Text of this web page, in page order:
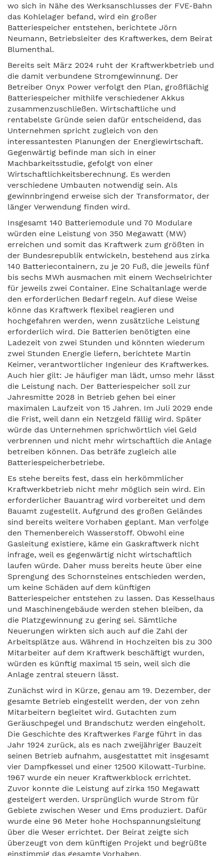
wo sich in Nähe des Werksanschlusses der FVE-Bahn
das Kohlelager befand, wird ein großer
Batteriespeicher entstehen, berichtete Jörn
Neumann, Betriebsleiter des Kraftwerkes, dem Beirat
Blumenthal.
Bereits seit März 2024 ruht der Kraftwerkbetrieb und
die damit verbundene Stromgewinnung. Der
Betreiber Onyx Power verfolgt den Plan, großflächig
Batteriespeicher mithilfe verschiedener Akkus
zusammenzuschließen. Wirtschaftliche und
rentabelste Gründe seien dafür entscheidend, das
Unternehmen spricht zugleich von den
interessantesten Planungen der Energiewirtschaft.
Gegenwärtig befinde man sich in einer
Machbarkeitsstudie, gefolgt von einer
Wirtschaftlichkeitsberechnung. Es werden
verschiedene Umbauten notwendig sein. Als
gewinnbringend erweise sich der Transformator, der
länger Verwendung finden wird.
Insgesamt 140 Batteriemodule und 70 Modulare
würden eine Leistung von 350 Megawatt (MW)
erreichen und somit das Kraftwerk zum größten in
der Bundesrepublik entwickeln, bestehend aus zirka
140 Batteriecontainern, zu je 20 Fuß, die jeweils fünf
bis sechs MWh ausmachen mit einem Wechselrichter
für jeweils zwei Container. Eine Schaltanlage werde
den erforderlichen Bedarf regeln. Auf diese Weise
könne das Kraftwerk flexibel reagieren und
hochgefahren werden, wenn zusätzliche Leistung
erforderlich wird. Die Batterien benötigten eine
Ladezeit von zwei Stunden und könnten wiederum
zwei Stunden Energie liefern, berichtete Martin
Keimer, verantwortlicher Ingenieur des Kraftwerkes.
Auch hier gilt: Je häufiger man lädt, umso mehr lässt
die Leistung nach. Der Batteriespeicher soll zur
Jahresmitte 2028 in Betrieb gehen bei einer
maximalen Laufzeit von 15 Jahren. Im Juli 2029 ende
die Frist, weil dann ein Netzgeld fällig wird. Später
würde das Unternehmen sprichwörtlich viel Geld
verbrennen und nicht mehr wirtschaftlich die Anlage
betreiben können. Das beträfe zugleich alle
Batteriespeicherbetriebe.
Es stehe bereits fest, dass ein herkömmlicher
Kraftwerkbetrieb nicht mehr möglich sein wird. Ein
erforderlicher Bauantrag wird vorbereitet und dem
Bauamt zugestellt. Aufgrund des großen Geländes
sind bereits weitere Vorhaben geplant. Man verfolge
den Themenbereich Wasserstoff. Obwohl eine
Gasleitung existiere, käme ein Gaskraftwerk nicht
infrage, weil es gegenwärtig nicht wirtschaftlich
laufen würde. Daher muss bereits heute über eine
Sprengung des Schornsteines entschieden werden,
um keine Schäden auf dem künftigen
Batteriespeicher entstehen zu lassen. Das Kesselhaus
und Maschinengebäude werden stehen bleiben, da
die Platzgewinnung zu gering sei. Sämtliche
Neuerungen wirkten sich auch auf die Zahl der
Arbeitsplätze aus. Während in Hochzeiten bis zu 300
Mitarbeiter auf dem Kraftwerk beschäftigt wurden,
würden es künftig maximal 15 sein, weil sich die
Anlage zentral steuern lässt.
Zunächst wird in Kürze, genau am 19. Dezember, der
gesamte Betrieb eingestellt werden, der von zehn
Mitarbeitern begleitet wird. Gutachten zum
Geräuschpegel und Brandschutz werden eingeholt.
Die Geschichte des Kraftwerkes Farge führt in das
Jahr 1924 zurück, als es nach zweijähriger Bauzeit
seinen Betrieb aufnahm, ausgestattet mit insgesamt
vier Dampfkessel und einer 12500 Kilowatt-Turbine.
1967 wurde ein neuer Kraftwerkblock errichtet.
Zuvor konnte die Leistung auf zirka 150 Megawatt
gesteigert werden. Ursprünglich wurde Strom für
Gebiete zwischen Weser und Ems produziert. Dafür
wurde eine 96 Meter hohe Hochspannungsleitung
über die Weser errichtet. Der Beirat zeigte sich
überzeugt von dem künftigen Projekt und begrüßte
einstimmig das gesamte Vorhaben.